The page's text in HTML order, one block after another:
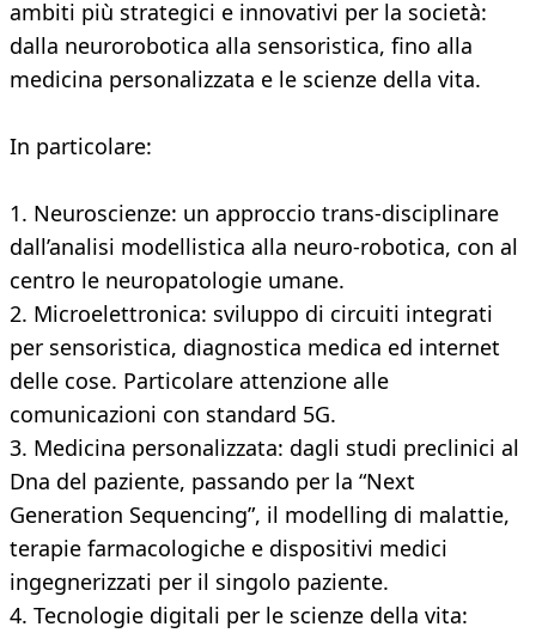
ambiti più strategici e innovativi per la società:
dalla neurorobotica alla sensoristica, fino alla
medicina personalizzata e le scienze della vita.
In particolare:
1. Neuroscienze: un approccio trans-disciplinare
dall’analisi modellistica alla neuro-robotica, con al
centro le neuropatologie umane.
2. Microelettronica: sviluppo di circuiti integrati
per sensoristica, diagnostica medica ed internet
delle cose. Particolare attenzione alle
comunicazioni con standard 5G.
3. Medicina personalizzata: dagli studi preclinici al
Dna del paziente, passando per la “Next
Generation Sequencing”, il modelling di malattie,
terapie farmacologiche e dispositivi medici
ingegnerizzati per il singolo paziente.
4. Tecnologie digitali per le scienze della vita: